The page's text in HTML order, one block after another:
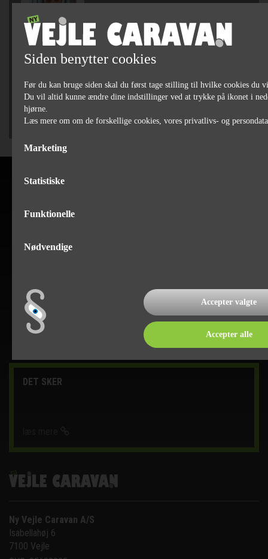
76 90 75 79
SÆLGER
75 82 84 22
DET SKER
Ny Vejle Caravan A/S
Isabellahøj 6
7100 Vejle
Siden benytter cookies
Før du kan bruge siden skal du først tage stilling til hvilke cookies du
Du vil altid kunne ændre dine indstillinger ved at trykke på ikonet i
hjørne.
Læs mere om om de forskellige cookies, vores privatlivs- og
Marketing
Statistiske
Funktionelle
Nødvendige
Accepter valgte
Accepter alle